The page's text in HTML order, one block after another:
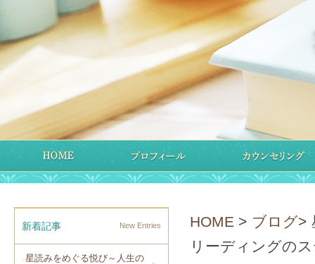
新着記事 New Entries
星読みをめぐる悦び～人生の
HOME > ブログ>
リーディングの